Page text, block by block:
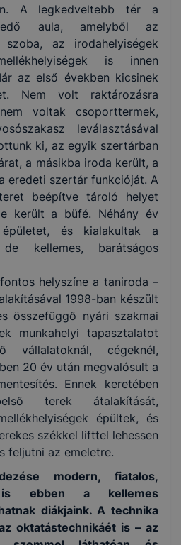
A legkedveltebb tér a
aula, amelyből az
az irodahelyiségek
is innen
az első években kicsinek
Nem volt raktározásra
voltak csoporttermek,
leválasztásával
ki, az egyik szertárban
a másikba iroda került, a
eredeti szertár funkcióját. A
beépítve tároló helyet
került a büfé. Néhány év
és kialakultak a
kellemes, barátságos
helyszíne a taniroda –
1998-ban készült
összefüggő nyári szakmai
munkahelyi tapasztalatot
vállalatoknál, cégeknél,
20 év után megvalósult a
Ennek keretében
terek átalakítását,
épültek, és
székkel lifttel lehessen
feljutni az emeletre.
modern, fiatalos,
ebben a kellemes
diákjaink. A technika
oktatástechnikáét is – az